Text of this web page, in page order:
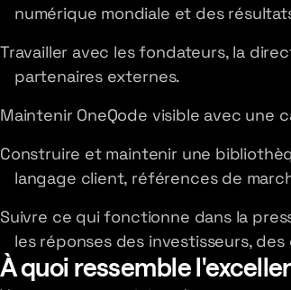
numérique mondiale et des
Travailler avec les fondateurs, la
partenaires externes.
Maintenir OneQode visible avec une
Construire et maintenir une
langage client, références de
Suivre ce qui fonctionne dans la
les réponses des investisseurs,
À quoi ressemble